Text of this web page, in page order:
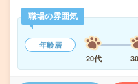
職場の雰囲気
年齢層
20代